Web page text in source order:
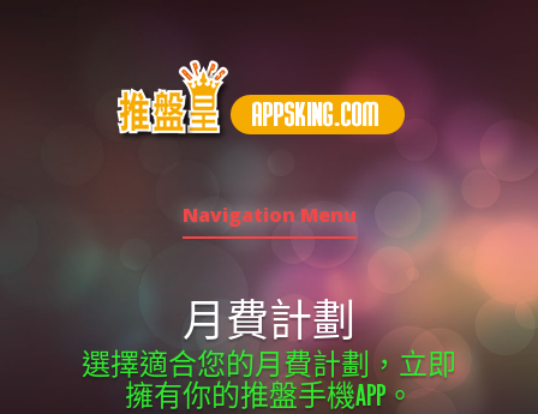
Navigation Menu
月費計劃
選擇適合您的月費計劃，立即
擁有你的推盤手機APP。